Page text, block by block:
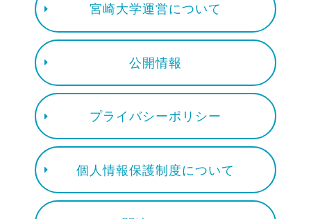
宮崎大学運営について
公開情報
プライバシーポリシー
個人情報保護制度について